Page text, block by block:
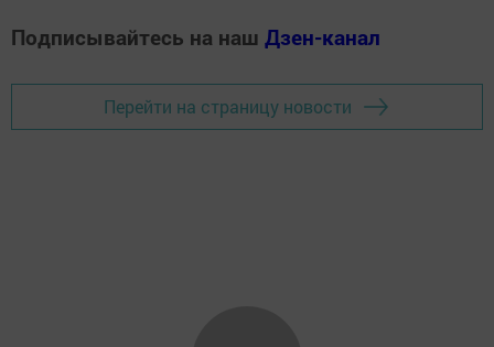
Подписывайтесь на наш Дзен-канал
Перейти на страницу новости